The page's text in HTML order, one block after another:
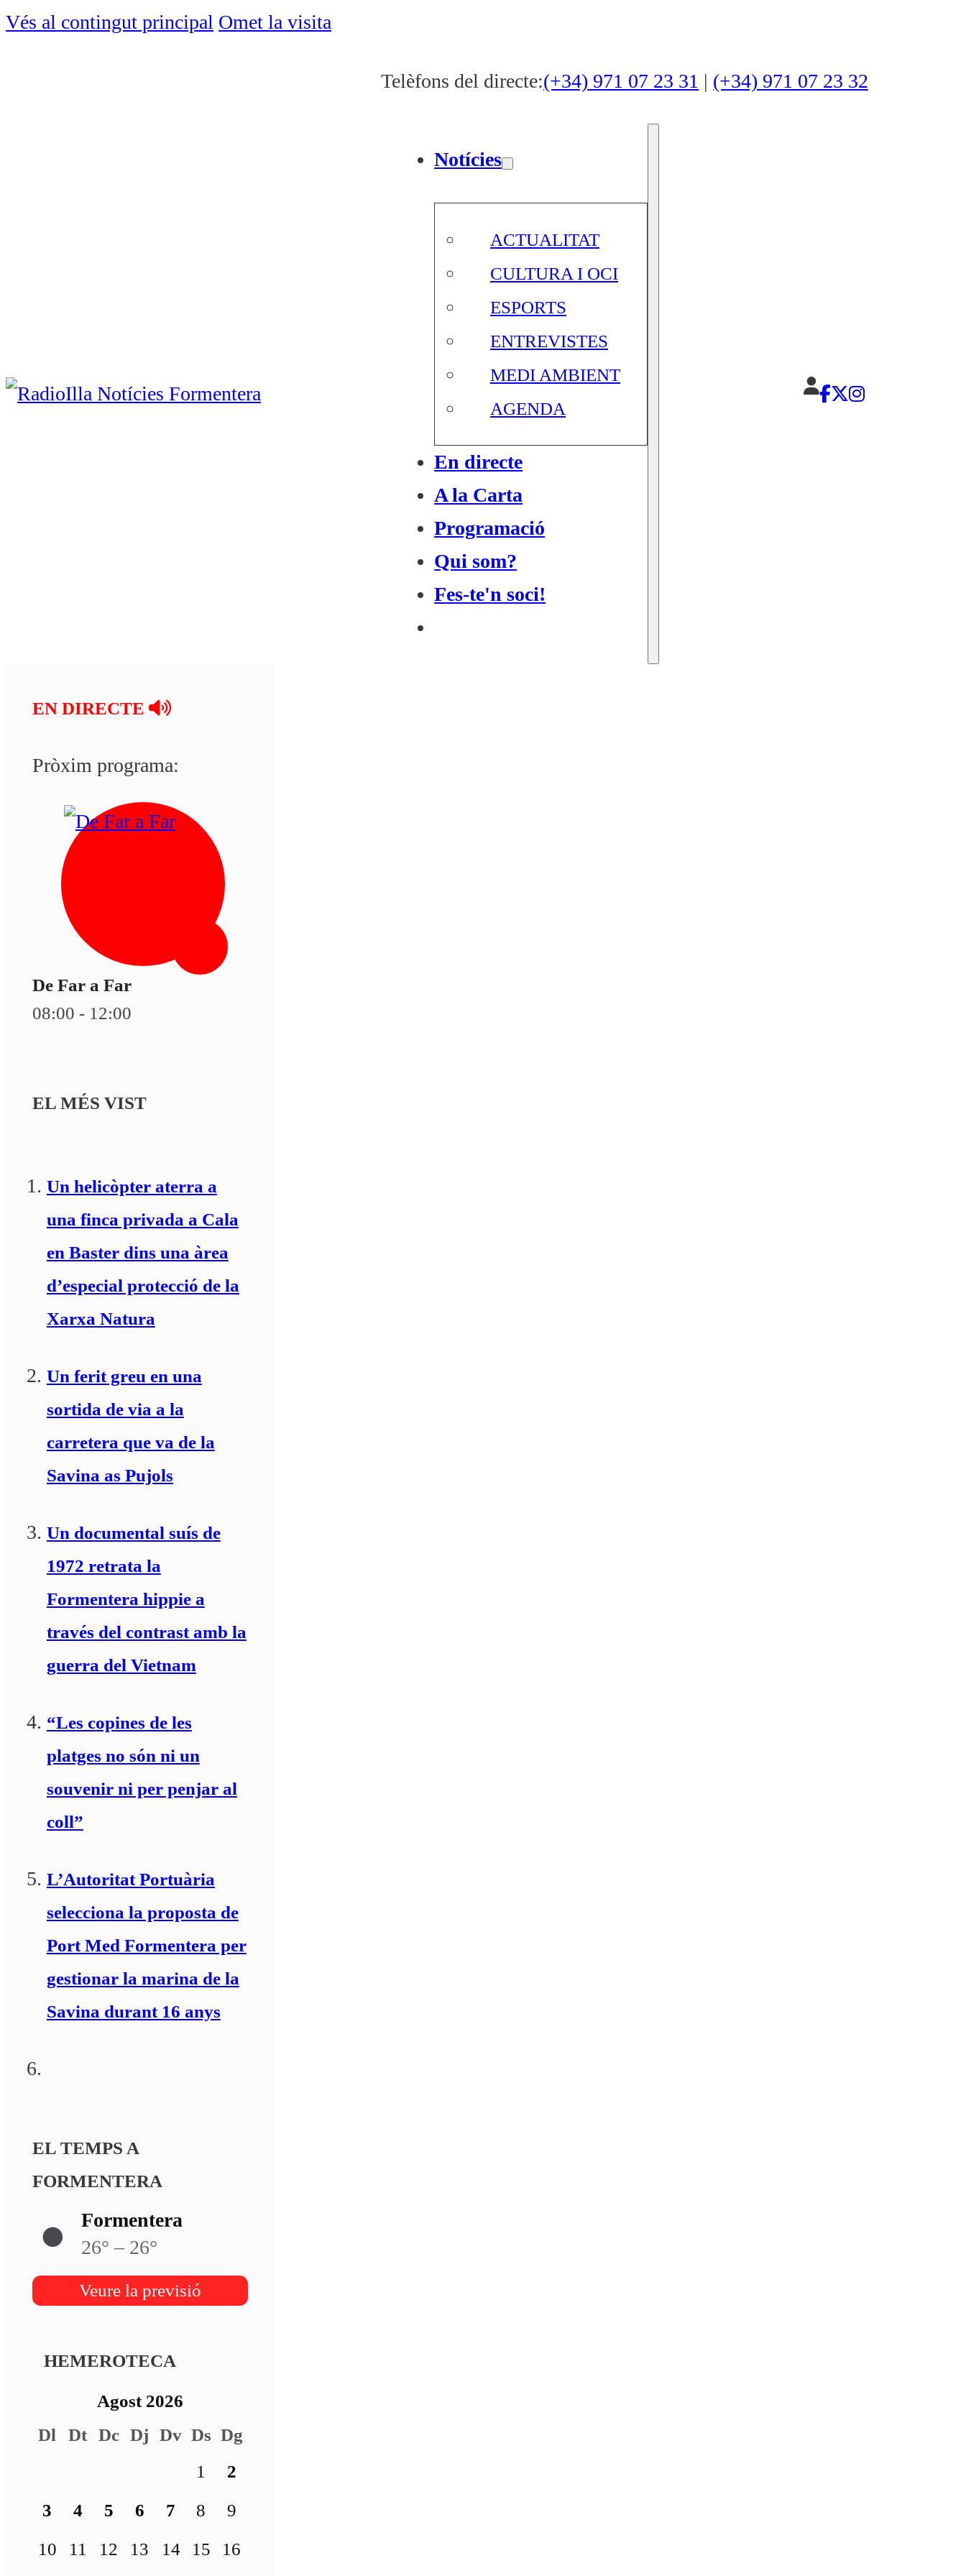
Vés al contingut principal Omet la visita
Telèfons del directe:(+34) 971 07 23 31 | (+34) 971 07 23 32
Notícies
ACTUALITAT
CULTURA I OCI
ESPORTS
ENTREVISTES
MEDI AMBIENT
AGENDA
En directe
A la Carta
Programació
Qui som?
Fes-te'n soci!
EN DIRECTE
Pròxim programa:
De Far a Far
08:00 - 12:00
EL MÉS VIST
Un helicòpter aterra a
una finca privada a Cala
en Baster dins una àrea
d’especial protecció de la
Xarxa Natura
Un ferit greu en una
sortida de via a la
carretera que va de la
Savina as Pujols
Un documental suís de
1972 retrata la
Formentera hippie a
través del contrast amb la
guerra del Vietnam
“Les copines de les
platges no són ni un
souvenir ni per penjar al
coll”
L’Autoritat Portuària
selecciona la proposta de
Port Med Formentera per
gestionar la marina de la
Savina durant 16 anys
EL TEMPS A
FORMENTERA
Formentera
26° – 26°
Veure la previsió
HEMEROTECA
Agost 2026
Dl
Dt Dc Dj Dv Ds Dg
1
2
3
4 5 6 7 8
9
10
11 12 13 14 15 16